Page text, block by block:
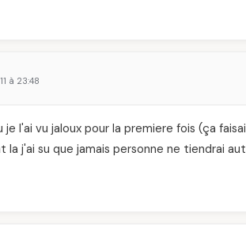
à 23:48
l'ai vu jaloux pour la premiere fois (ça
j'ai su que jamais personne ne tiendrai